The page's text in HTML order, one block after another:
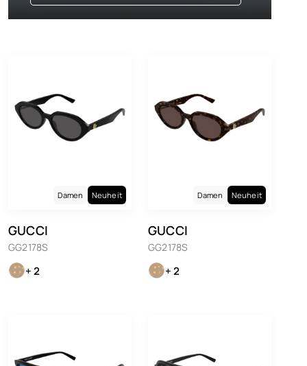
Damen Neuheit
GUCCI
GG2178S
+ 2
Damen Neuheit
GUCCI
GG2178S
+ 2